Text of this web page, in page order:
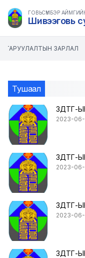
ГОВЬСҮМБЭР
Шивээговь
ЗАРЛАЛ
Тушаал
ЗДТГ-
2023-
ЗДТГ-
2023-06-
ЗДТГ-
2023-
ЗДТГ-